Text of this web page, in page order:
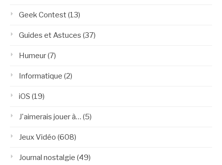
Geek Contest(13)
Guides et Astuces (37)
Humeur(7)
Informatique (2)
iOS (19)
J'aimerais jouer à… (5)
Jeux Vidéo (608)
Journal nostalgie (49)